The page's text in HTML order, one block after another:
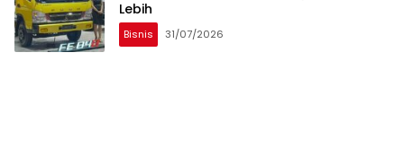
Lebih
Bisnis 31/07/2026